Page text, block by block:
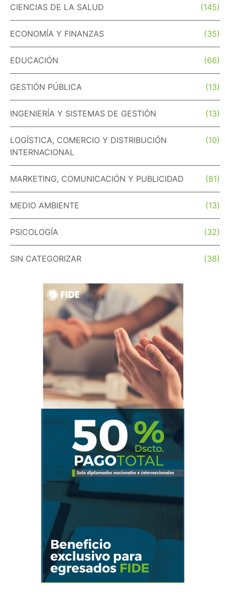
CIENCIAS DE LA SALUD (145)
ECONOMÍA Y FINANZAS (35)
EDUCACIÓN (66)
GESTIÓN PÚBLICA (13)
INGENIERÍA Y SISTEMAS DE GESTIÓN (13)
LOGÍSTICA, COMERCIO Y DISTRIBUCIÓN
INTERNACIONAL
(10)
MARKETING, COMUNICACIÓN Y PUBLICIDAD (81)
MEDIO AMBIENTE (13)
PSICOLOGÍA (32)
SIN CATEGORIZAR (38)